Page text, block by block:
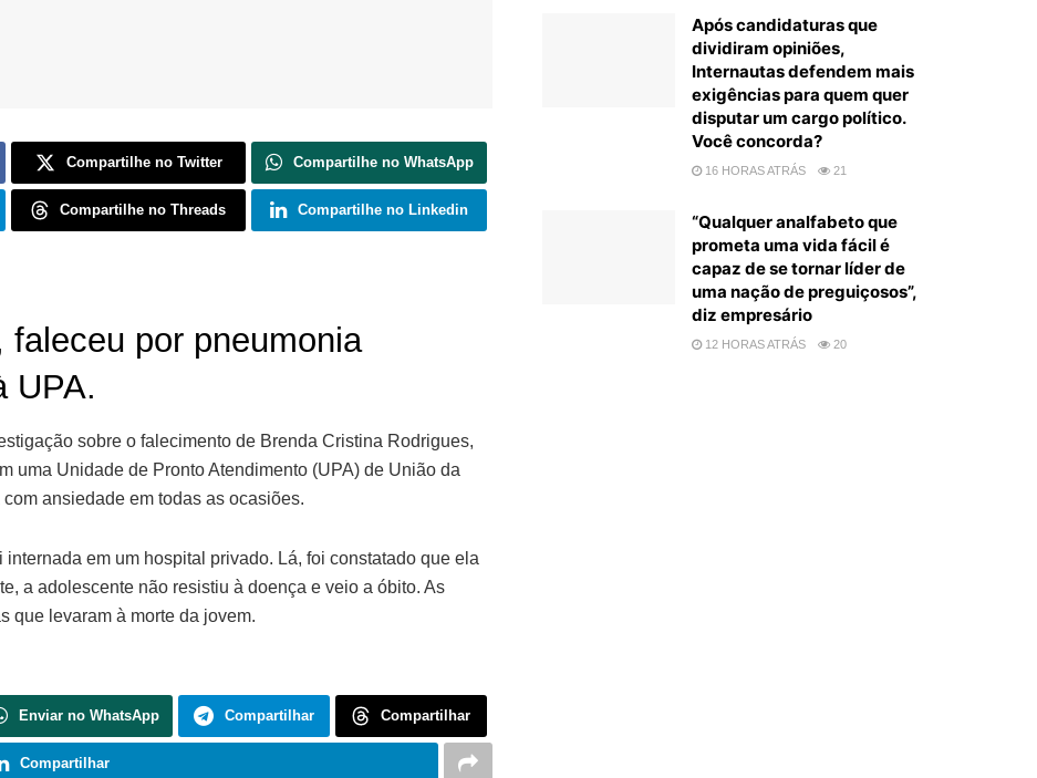
Compartilhe no Twitter Compartilhe no WhatsApp
Compartilhe no Threads Compartilhe no Linkedin
por pneumonia
UPA.
sobre o falecimento de Brenda Cristina Rodrigues,
uma Unidade de Pronto Atendimento (UPA) de União da
ansiedade em todas as ocasiões.
em um hospital privado. Lá, foi constatado que ela
a adolescente não resistiu à doença e veio a óbito. As
que levaram à morte da jovem.
Enviar no WhatsApp Compartilhar Compartilhar
Compartilhar
Após candidaturas que
dividiram opiniões,
Internautas defendem mais
exigências para quem quer
disputar um cargo político.
Você concorda?
16 HORAS ATRÁS 21
“Qualquer analfabeto que
prometa uma vida fácil é
capaz de se tornar líder de
uma nação de preguiçosos”,
diz empresário
12 HORAS ATRÁS 20